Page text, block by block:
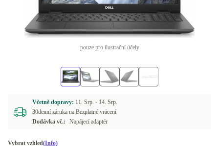
pouze pro ilustrační účely
Včetně dopravy: 11. Srp. - 14. Srp.
30denní záruka na Bezplatné vrácení
Dodávka vč.:
Napájecí adaptér
Vybrat vzhled(Info)